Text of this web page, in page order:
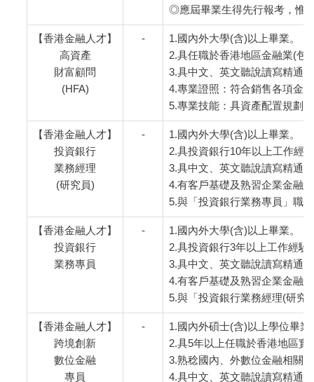
◎應屆畢業生得先行報考，惟
【香港金融人才】
高資產
財富顧問
(HFA)
-
1.國內外大學(含)以上畢業。
2.具任職於香港地區金融業(包
3.具中文、英文聽說讀寫精通
4.專業證照：符合銷售各項金
5.專業技能：具資產配置規劃
【香港金融人才】
投資銀行
業務經理
(研究員)
-
1.國內外大學(含)以上畢業。
2.具投資銀行10年以上工作經
3.具中文、英文聽說讀寫精通
4.有客戶基礎及熟習企業金融
5.與「投資銀行業務專員」職
【香港金融人才】
投資銀行
業務專員
-
1.國內外大學(含)以上畢業。
2.具投資銀行3年以上工作經
3.具中文、英文聽說讀寫精通
4.有客戶基礎及熟習企業金融
5.與「投資銀行業務經理(研究
【香港金融人才】
跨境創新
數位金融
專員
-
1.國內外碩士(含)以上學位畢業
2.具5年以上任職於香港地區
3.熟稔國內、外數位金融相關
4.具中文、英文聽說讀寫精通